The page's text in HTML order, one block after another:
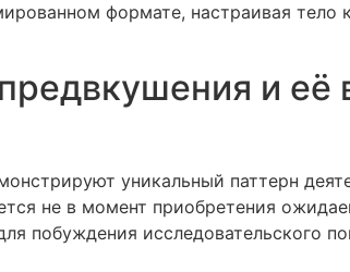
формате, настраивая тело
и её
уникальный паттерн
не в момент приобретения
побуждения исследовательского